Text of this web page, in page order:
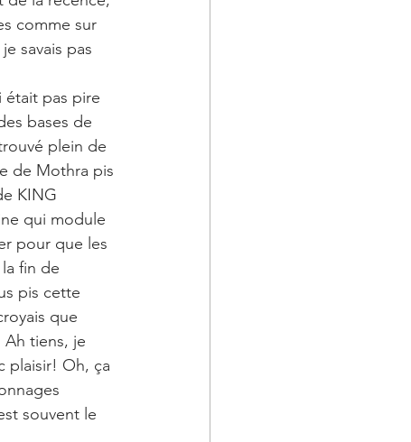
comme sur
savais pas
était pas pire
bases de
plein de
de Mothra pis
KING
qui module
pour que les
fin de
pis cette
que
Ah tiens, je
plaisir! Oh, ça
souvent le